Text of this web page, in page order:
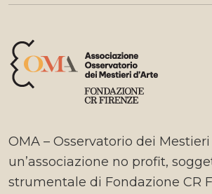
OMA – Osservatorio dei Mestieri
un’associazione no profit,
strumentale di Fondazione CR